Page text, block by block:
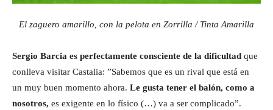
El zaguero amarillo, con la pelota en Zorrilla / Tinta Amarilla
Sergio Barcia es perfectamente consciente de la dificultad que
conlleva visitar Castalia: ”Sabemos que es un rival que está en
un muy buen momento ahora. Le gusta tener el balón, como a
nosotros, es exigente en lo físico (…) va a ser complicado”.